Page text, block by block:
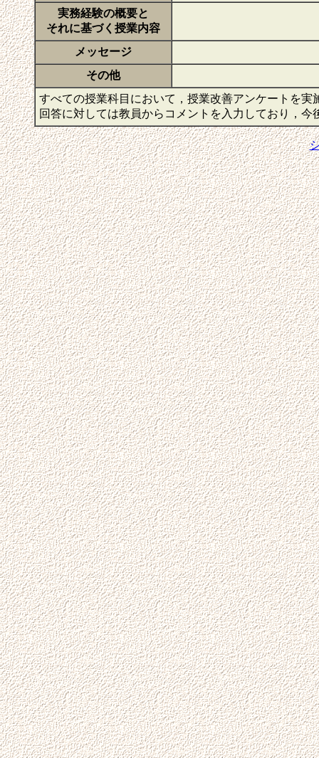
実務経験の概要と
それに基づく授業内容
メッセージ
その他
すべての授業科目において，授業改善アンケートを
回答に対しては教員からコメントを入力しており，